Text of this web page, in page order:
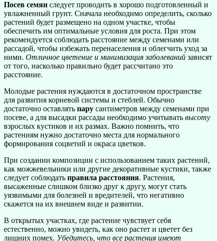
Посев семян следует проводить в хорошо подготовленный и
увлажненный грунт. Сначала необходимо определить, сколько
растений будет размещено на одном участке, чтобы
обеспечить им оптимальные условия для роста. При этом
рекомендуется соблюдать расстояние между семенами или
рассадой, чтобы избежать перенаселения и облегчить уход за
ними. Отличное цветение и минимизация заболеваний зависят
от того, насколько правильно будет рассчитано это
расстояние.
Молодые растения нуждаются в достаточном пространстве
для развития корневой системы и стеблей. Обычно
достаточно оставлять пару сантиметров между семенами при
посеве, а для высадки рассады необходимо учитывать высоту
взрослых кустиков и их размах. Важно помнить, что
растениям нужно достаточно места для нормального
формирования соцветий и окраса цветков.
При создании композиции с использованием таких растений,
как можжевельники или другие декоративные кустики, также
следует соблюдать правила расстояния. Растения,
высаженные слишком близко друг к другу, могут стать
уязвимыми для болезней и вредителей, что негативно
скажется на их внешнем виде и развитии.
В открытых участках, где растение чувствует себя
естественно, можно увидеть, как оно растет и цветет без
лишних помех. Убедитесь, что все растения имеют